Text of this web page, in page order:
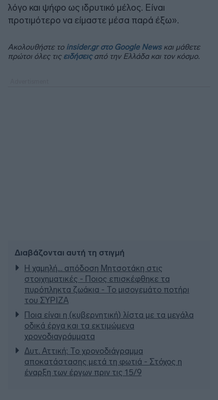
λόγο και ψήφο ως ιδρυτικό μέλος. Είναι
προτιμότερο να είμαστε μέσα παρά έξω».
Ακολουθήστε το insider.gr στο Google Newsκαι μάθετε
πρώτοι όλες τις ειδήσειςαπό την Ελλάδα και τον κόσμο.
Διαβάζονται αυτή τη στιγμή
Η χαμηλή… απόδοση Μητσοτάκη στις
στοιχηματικές - Ποιος επισκέφθηκε τα
πυρόπληκτα ζωάκια - Το μισογεμάτο ποτήρι
του ΣΥΡΙΖΑ
Ποια είναι η (κυβερνητική) λίστα με τα μεγάλα
οδικά έργα και τα εκτιμώμενα
χρονοδιαγράμματα
Δυτ. Αττική: Το χρονοδιάγραμμα
αποκατάστασης μετά τη φωτιά - Στόχος η
έναρξη των έργων πριν τις 15/9